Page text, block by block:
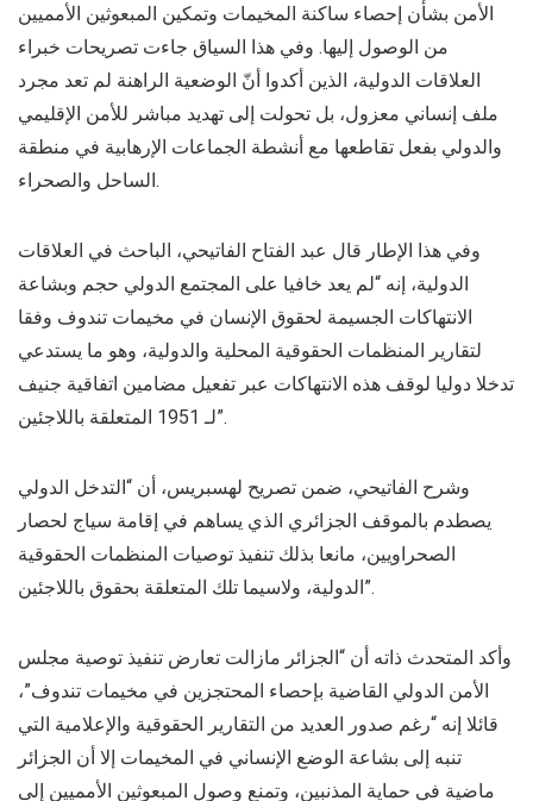
الأمن بشأن إحصاء ساكنة المخيمات وتمكين المبعوثين الأمميين
من الوصول إليها. وفي هذا السياق جاءت تصريحات خبراء
العلاقات الدولية، الذين أكدوا أنّ الوضعية الراهنة لم تعد مجرد
ملف إنساني معزول، بل تحولت إلى تهديد مباشر للأمن الإقليمي
والدولي بفعل تقاطعها مع أنشطة الجماعات الإرهابية في منطقة
الساحل والصحراء.
وفي هذا الإطار قال عبد الفتاح الفاتيحي، الباحث في العلاقات
الدولية، إنه “لم يعد خافيا على المجتمع الدولي حجم وبشاعة
الانتهاكات الجسيمة لحقوق الإنسان في مخيمات تندوف وفقا
لتقارير المنظمات الحقوقية المحلية والدولية، وهو ما يستدعي
تدخلا دوليا لوقف هذه الانتهاكات عبر تفعيل مضامين اتفاقية جنيف
لـ 1951 المتعلقة باللاجئين”.
وشرح الفاتيحي، ضمن تصريح لهسبريس، أن “التدخل الدولي
يصطدم بالموقف الجزائري الذي يساهم في إقامة سياج لحصار
الصحراويين، مانعا بذلك تنفيذ توصيات المنظمات الحقوقية
الدولية، ولاسيما تلك المتعلقة بحقوق باللاجئين”.
وأكد المتحدث ذاته أن “الجزائر مازالت تعارض تنفيذ توصية مجلس
الأمن الدولي القاضية بإحصاء المحتجزين في مخيمات تندوف”،
قائلا إنه “رغم صدور العديد من التقارير الحقوقية والإعلامية التي
تنبه إلى بشاعة الوضع الإنساني في المخيمات إلا أن الجزائر
ماضية في حماية المذنبين، وتمنع وصول المبعوثين الأمميين إلى